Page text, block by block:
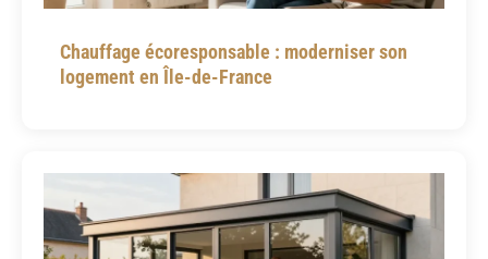
Chauffage écoresponsable : moderniser son
logement en Île-de-France